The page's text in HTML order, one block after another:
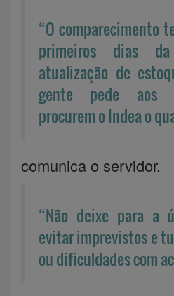
“O comparecimento
primeiros dias
atualização de
gente pede aos
procurem o Indea o
comunica o servidor.
“Não deixe para a
evitar imprevistos e
ou dificuldades com